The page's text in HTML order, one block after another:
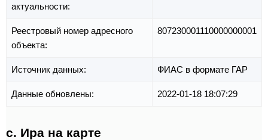
актуальности:
Реестровый номер адресного
объекта:
807230001110000000001
Источник данных: ФИАС в формате ГАР
Данные обновлены: 2022-01-18 18:07:29
с. Ира на карте